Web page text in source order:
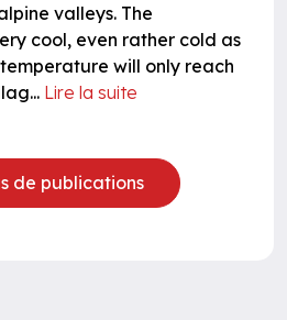
valleys. The
cool, even rather cold as
will only reach
Lire la suite
de publications